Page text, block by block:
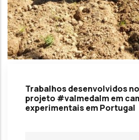
Trabalhos desenvolvidos
projeto #valmedalm em
experimentais em Portugal